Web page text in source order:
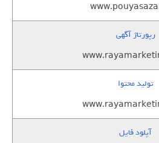
رپورتاژ آگهی
تولید محتوا
آپلود فایل